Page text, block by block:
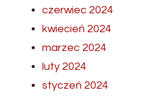
czerwiec 2024
kwiecień 2024
marzec 2024
luty 2024
styczeń 2024